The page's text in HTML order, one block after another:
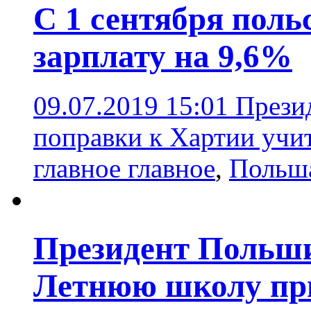
С 1 сентября
зарплату на 9,6%
09.07.2019 15:01
поправки к Хартии
главное главное,
Президент
Летнюю школу